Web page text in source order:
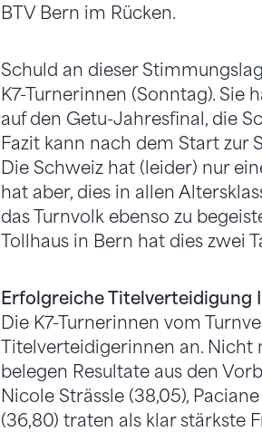
BTV Bern im Rücken.
Schuld an dieser
K7-Turnerinnen (Sonntag).
auf den Getu-Jahresfinal, die
Fazit kann nach dem Start zur
Die Schweiz hat (leider) nur
hat aber, dies in allen
das Turnvolk ebenso zu
Tollhaus in Bern hat dies zwei
Erfolgreiche Titelverteidigung I
Die K7-Turnerinnen vom
Titelverteidigerinnen an. Nicht
belegen Resultate aus den
Nicole Strässle (38,05),
(36,80) traten als klar stärkste